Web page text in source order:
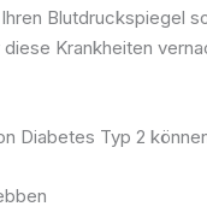
Blutdruckspiegel
Krankheiten
Diabetes Typ 2